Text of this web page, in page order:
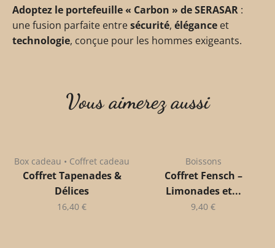
Adoptez le portefeuille « Carbon » de SERASAR :
une fusion parfaite entresécurité, élégance et
technologie, conçue pour les hommes exigeants.
Vous aimerez aussi
Box cadeau • Coffret cadeau
Coffret Tapenades &
Délices
16,40 €
Boissons
Coffret Fensch –
Limonades et...
9,40 €